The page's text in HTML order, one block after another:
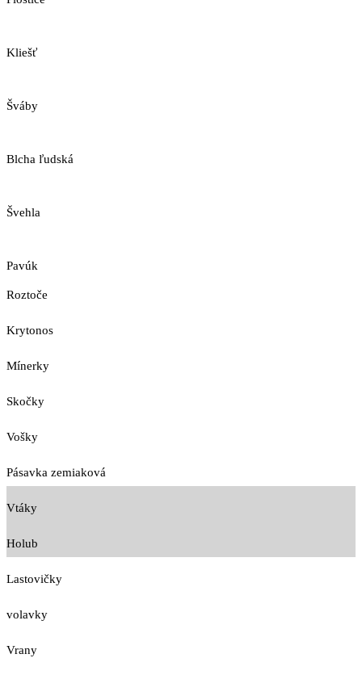
Kliešť
Šváby
Blcha ľudská
Švehla
Pavúk
Roztoče
Krytonos
Mínerky
Skočky
Vošky
Pásavka zemiaková
Vtáky
Holub
Lastovičky
volavky
Vrany